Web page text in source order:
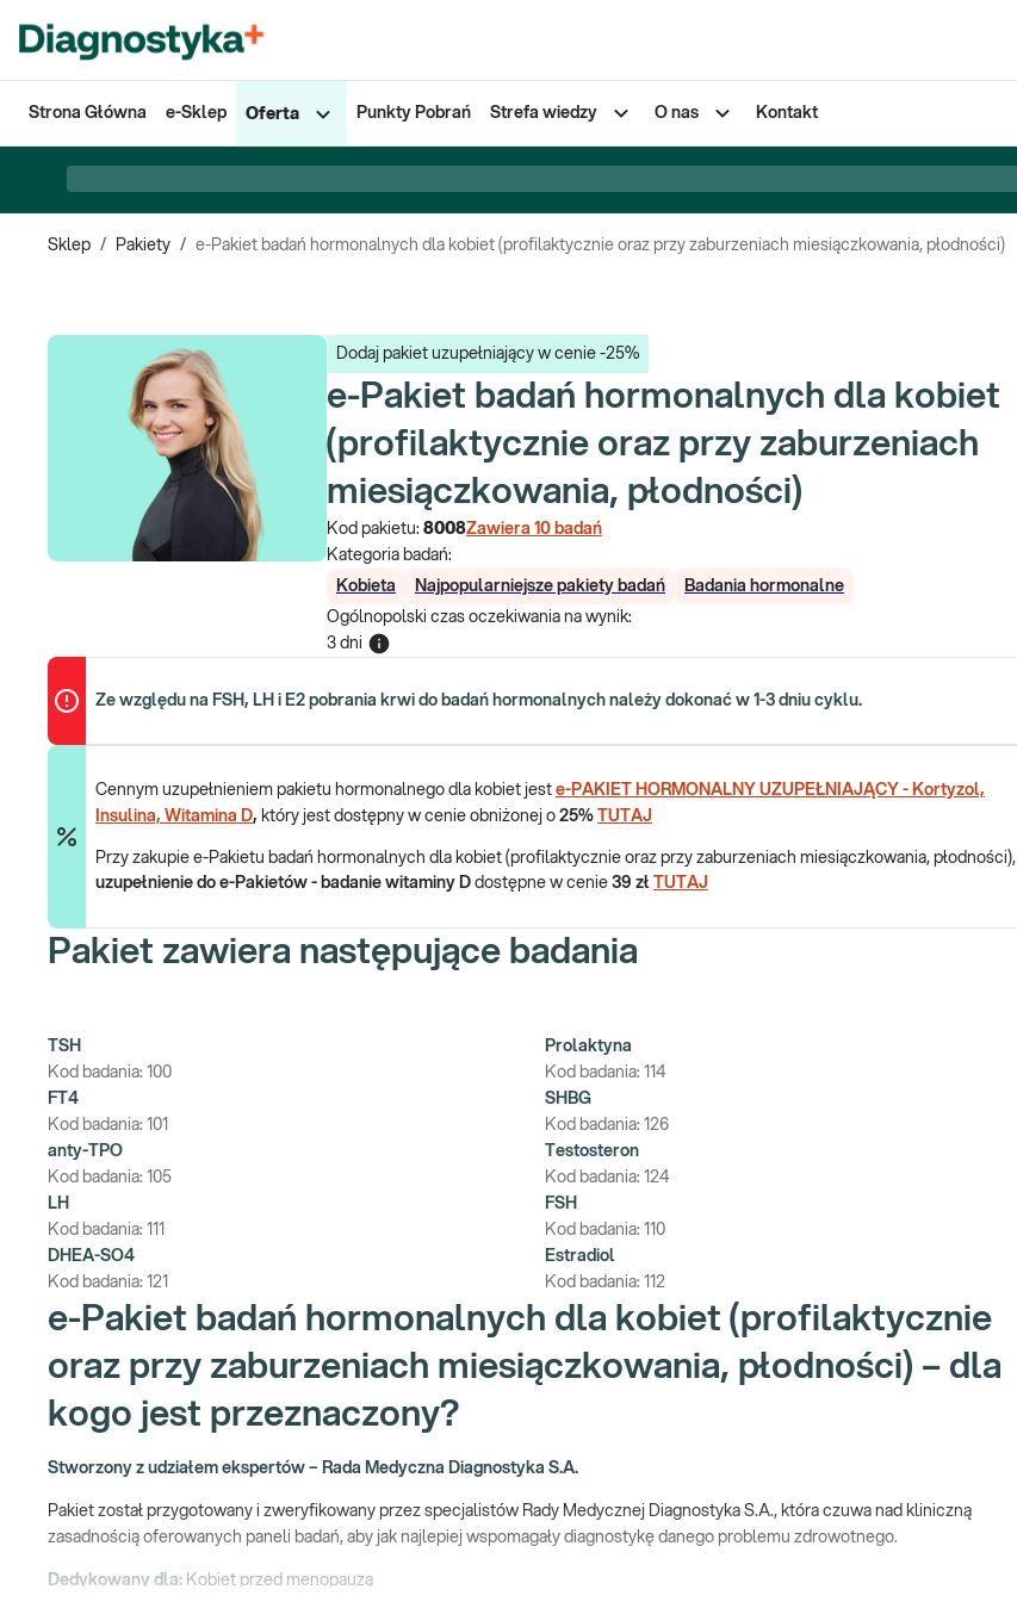
Strona Główna e-Sklep Oferta Punkty Pobrań Strefa wiedzy O nas Kontakt
Sklep / Pakiety / e-Pakiet badań hormonalnych dla kobiet (profilaktycznie oraz przy zaburzeniach miesiączkowania, płodności)
Dodaj pakiet uzupełniający w cenie -25%
e-Pakiet badań hormonalnych dla kobiet
(profilaktycznie oraz przy zaburzeniach
miesiączkowania, płodności)
Kod pakietu: 8008Zawiera 10 badań
Kategoria badań:
Kobieta
Najpopularniejsze pakiety badań
Badania hormonalne
Ogólnopolski czas oczekiwania na wynik:
3 dni
Ze względu na FSH, LH i E2 pobrania krwi do badań hormonalnych należy dokonać w 1-3 dniu cyklu.
Cennym uzupełnieniem pakietu hormonalnego dla kobiet jest e-PAKIET HORMONALNY UZUPEŁNIAJĄCY - Kortyzol,
Insulina, Witamina D, który jest dostępny w cenie obniżonej o 25% TUTAJ
Przy zakupie e-Pakietu badań hormonalnych dla kobiet (profilaktycznie oraz przy zaburzeniach miesiączkowania, płodności),
uzupełnienie do e-Pakietów - badanie witaminy D dostępne w cenie 39 zł TUTAJ
Pakiet zawiera następujące badania
TSH
Kod badania: 100
FT4
Kod badania: 101
anty-TPO
Kod badania: 105
LH
Kod badania: 111
DHEA-SO4
Kod badania: 121
Prolaktyna
Kod badania: 114
SHBG
Kod badania: 126
Testosteron
Kod badania: 124
FSH
Kod badania: 110
Estradiol
Kod badania: 112
e-Pakiet badań hormonalnych dla kobiet (profilaktycznie
oraz przy zaburzeniach miesiączkowania, płodności) – dla
kogo jest przeznaczony?
Stworzony z udziałem ekspertów – Rada Medyczna Diagnostyka S.A.
Pakiet został przygotowany i zweryfikowany przez specjalistów Rady Medycznej Diagnostyka S.A., która czuwa nad kliniczną
zasadnością oferowanych paneli badań, aby jak najlepiej wspomagały diagnostykę danego problemu zdrowotnego.
Dedykowany dla: Kobiet przed menopauzą